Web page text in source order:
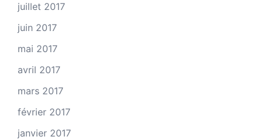
juillet 2017
juin 2017
mai 2017
avril 2017
mars 2017
février 2017
janvier 2017